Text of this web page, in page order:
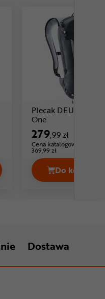
Uphill 8 Cena 269,99
Plecak DEUTER
One
279,99 zł
Cena katalogowa:
369,99 zł
Do koszyka
Plecak
Dostawa